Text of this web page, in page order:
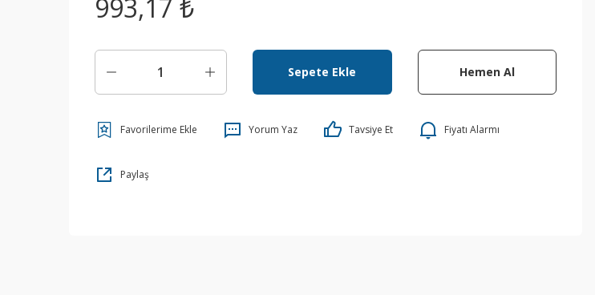
993,17 ₺
Sepete Ekle Hemen Al
Yorum Yaz Tavsiye Et Fiyatı Alarmı
Paylaş